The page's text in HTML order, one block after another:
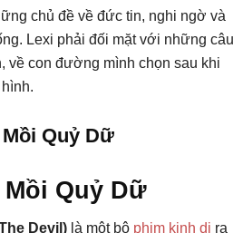
chủ đề về đức tin, nghi ngờ và
Lexi phải đối mặt với những câu
về con đường mình chọn sau khi
Quỷ Dữ
Quỷ Dữ
Devil) là một bộ phim kinh dị ra